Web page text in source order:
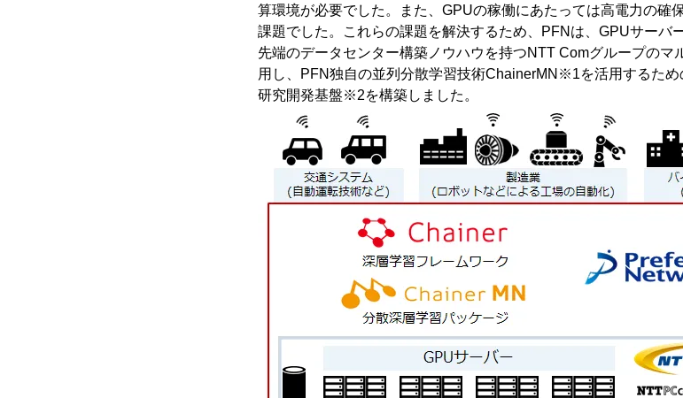
算環境が必要でした。また、GPUの稼働にあたっては高電力の確
課題でした。これらの課題を解決するため、PFNは、GPUサーバ
先端のデータセンター構築ノウハウを持つNTT Comグループのマ
用し、PFN独自の並列分散学習技術ChainerMN※1を活用するた
研究開発基盤※2を構築しました。